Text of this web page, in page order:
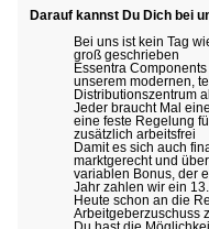
Darauf kannst Du Dich bei
Bei uns ist kein Tag
groß geschrieben
Essentra
unserem modernen,
Distributionszentrum
Jeder braucht Mal
eine feste Regelung
zusätzlich arbeitsfrei
Damit es sich auch
marktgerecht und
variablen Bonus, der
Jahr zahlen wir ein
Heute schon an die
Arbeitgeberzuschuss